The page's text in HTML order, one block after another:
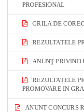
PROFESIONAL
GRILA DE
REZULTATELE
ANUNŢ PRIVIND
REZULTATELE
PROMOVARE IN
ANUNT CONCURS